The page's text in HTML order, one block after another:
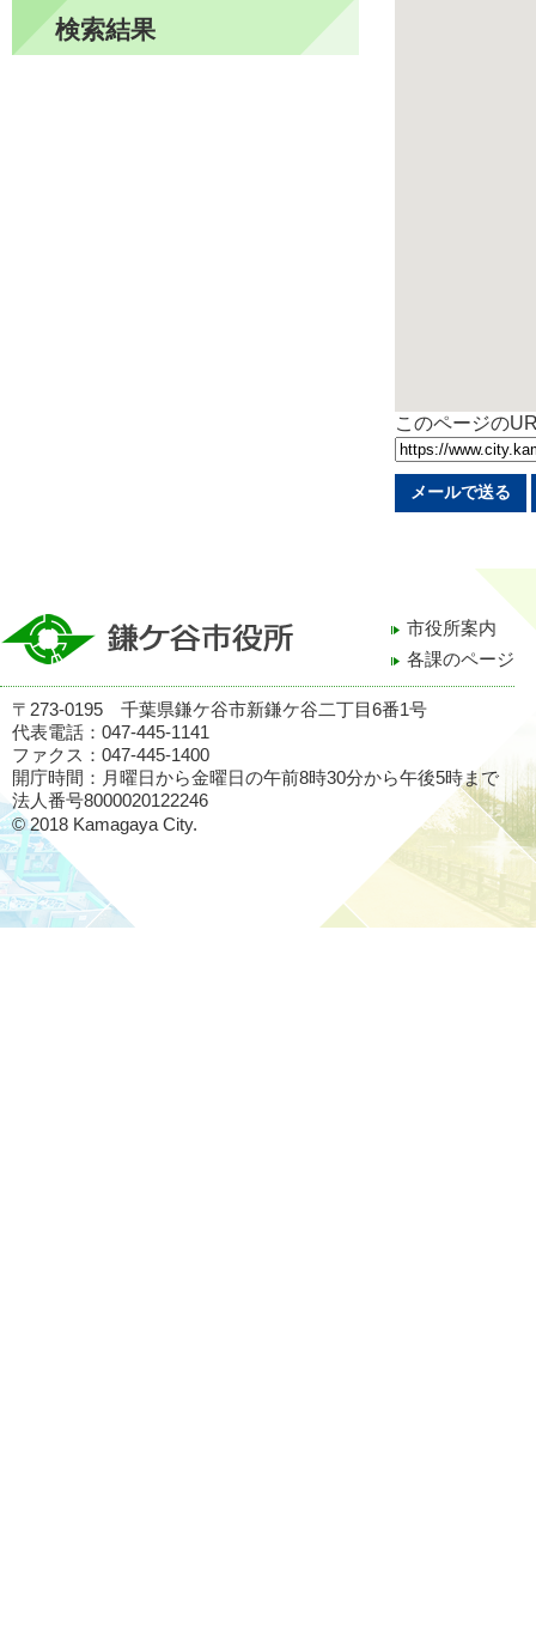
検索結果
このページの
メールで送る
市役所案内
各課のページ
〒273-0195 千葉県鎌ケ谷市新鎌ケ谷二丁目6番1号
代表電話：047-445-1141
ファクス：047-445-1400
開庁時間：月曜日から金曜日の午前8時30分から午後5時まで
法人番号8000020122246
© 2018 Kamagaya City.